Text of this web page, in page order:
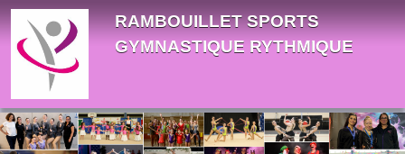
RAMBOUILLET SPORTS
GYMNASTIQUE RYTHMIQUE
Panneau de gestion des cookies